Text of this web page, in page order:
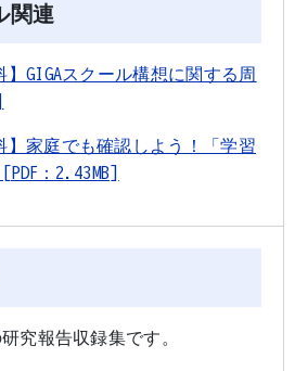
関連
】GIGAスクール構想に関する周
】家庭でも確認しよう！「学習
：2.43MB]
究報告収録集です。